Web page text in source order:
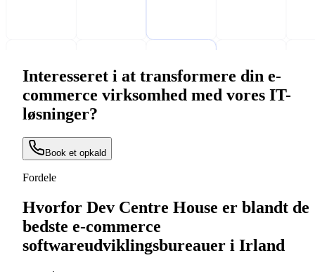
Interesseret i at transformere din e-
commerce virksomhed med vores IT-
løsninger?
Book et opkald
Fordele
Hvorfor Dev Centre House er blandt de
bedste e-commerce
softwareudviklingsbureauer i Irland